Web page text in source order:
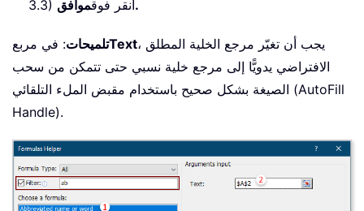
3.3) انقر فوق موافق.
تلميحات: في مربع Text، يجب أن تغيّر مرجع الخلية المطلق
الافتراضي يدويًّا إلى مرجع خلية نسبي حتى تتمكن من سحب
الصيغة بشكل صحيح باستخدام مقبض الملء التلقائي (AutoFill
Handle).